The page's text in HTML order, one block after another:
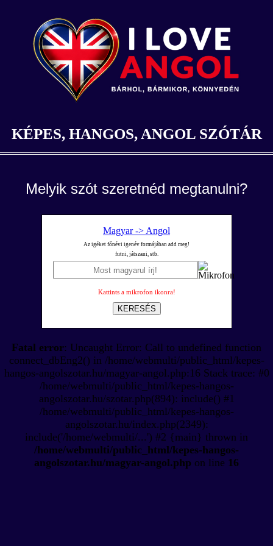
KÉPES, HANGOS, ANGOL SZÓTÁR
Melyik szót szeretnéd megtanulni?
Magyar -> Angol
Az igéket főnévi igenév formájában add meg!
futni, játszani, stb.
Kattints a mikrofon ikonra!
KERESÉS
Fatal error: Uncaught Error: Call to undefined function
connect_dbEng2() in /home/webmulti/public_html/kepes-
hangos-angolszotar.hu/magyar-angol.php:16 Stack trace: #0
/home/webmulti/public_html/kepes-hangos-
angolszotar.hu/szotar.php(894): include() #1
/home/webmulti/public_html/kepes-hangos-
angolszotar.hu/index.php(2349):
include('/home/webmulti/...') #2 {main} thrown in
/home/webmulti/public_html/kepes-hangos-
angolszotar.hu/magyar-angol.php on line 16